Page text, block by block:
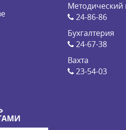
Методический
24-86-86
Бухгалтерия
24-67-38
Вахта
23-54-03